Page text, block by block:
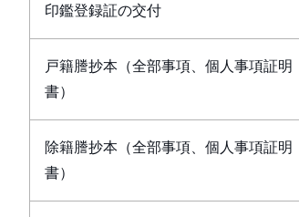
印鑑登録証の交付
戸籍謄抄本（全部事項、個人事項証明
書）
除籍謄抄本（全部事項、個人事項証明
書）